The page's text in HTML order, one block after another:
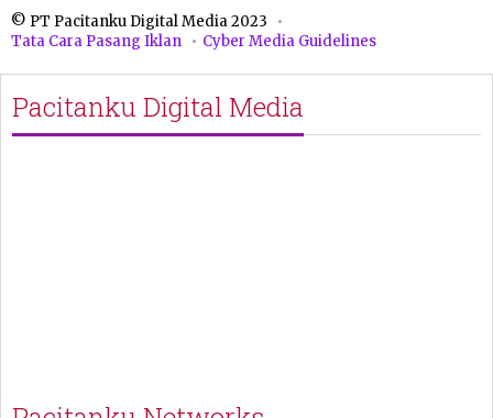
© PT Pacitanku Digital Media 2023
Tata Cara Pasang Iklan
Cyber Media Guidelines
Pacitanku Digital Media